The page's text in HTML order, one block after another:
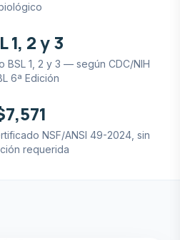
1, 2 y 3
BSL 1, 2 y 3 — según CDC/NIH
6ª Edición
NSF/ANSI 49-2024, sin
requerida